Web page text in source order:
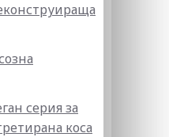
серия за
коса